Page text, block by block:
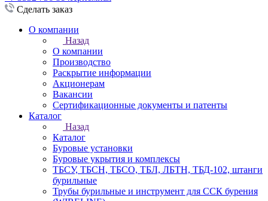
Сделать заказ
О компании
Назад
О компании
Производство
Раскрытие информации
Акционерам
Вакансии
Сертификационные документы и патенты
Каталог
Назад
Каталог
Буровые установки
Буровые укрытия и комплексы
ТБСУ, ТБСН, ТБСО, ТБЛ, ЛБТН, ТБД-102, штанги
бурильные
Трубы бурильные и инструмент для ССК бурения